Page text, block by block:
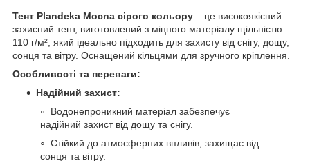
Тент Plandeka Mocna сірого кольору – це високоякісний
захисний тент, виготовлений з міцного матеріалу щільністю
110 г/м², який ідеально підходить для захисту від снігу, дощу,
сонця та вітру. Оснащений кільцями для зручного кріплення.
Особливості та переваги:
Надійний захист:
Водонепроникний матеріал забезпечує
надійний захист від дощу та снігу.
Стійкий до атмосферних впливів, захищає від
сонця та вітру.